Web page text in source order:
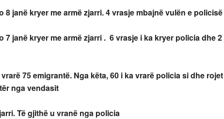
8 janë kryer me armë zjarri. 4 vrasje mbajnë vulën e policisë
7 janë kryer me armë zjarri . 6 vrasje i ka kryer policia dhe
75 emigrantë. Nga këta, 60 i ka vrarë policia si dhe rojet
nga vendasit
Të gjithë u vranë nga policia